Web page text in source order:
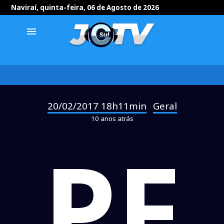
Naviraí, quinta-feira, 06 de Agosto de 2026
menu
20/02/2017 18h11min Geral
10 anos atrás